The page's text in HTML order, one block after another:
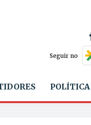
Seguir no
POLÍTICA